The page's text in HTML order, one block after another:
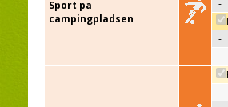
Sport pa
campingpladsen
-
-
-
-